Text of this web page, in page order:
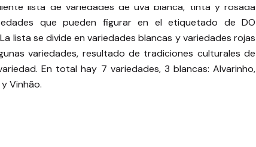
lista de variedades de uva blanca, tinta y rosada
que pueden figurar en el etiquetado de DO
lista se divide en variedades blancas y variedades rojas
variedades, resultado de tradiciones culturales de
En total hay 7 variedades, 3 blancas: Alvarinho,
Vinhão.